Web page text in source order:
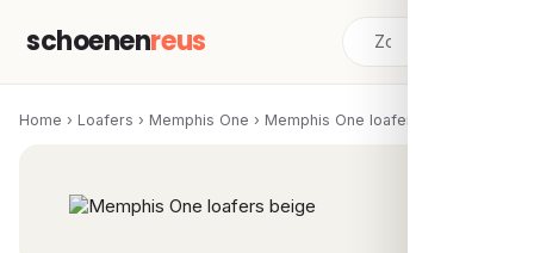
schoenenreus
Home › Loafers › Memphis One › Memphis One loafers beige